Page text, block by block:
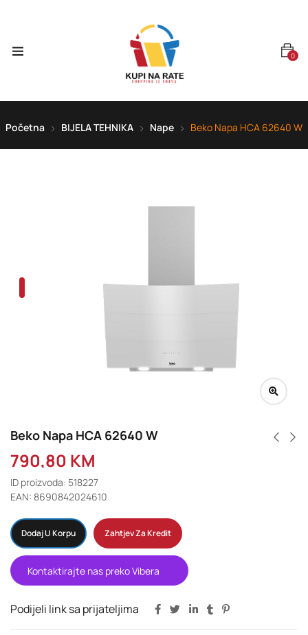
0
Početna BIJELA TEHNIKA Nape Beko Napa HCA 62640 W
Beko Napa HCA 62640 W
790,80 KM
ID proizvoda: 518227
EAN: 8690842024610
Dodaj U Korpu Zahtjev Za Kredit
Kontaktirajte nas preko Vibera
Podijeli link sa prijateljima